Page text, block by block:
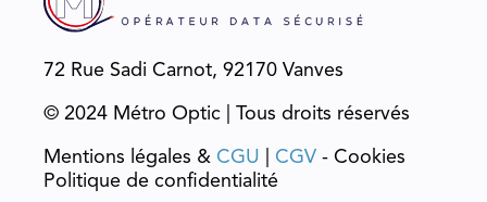
72 Rue Sadi Carnot, 92170 Vanves
© 2024 Métro Optic | Tous droits réservés
Mentions légales & CGU CGV - Cookies
Politique de confidentialité